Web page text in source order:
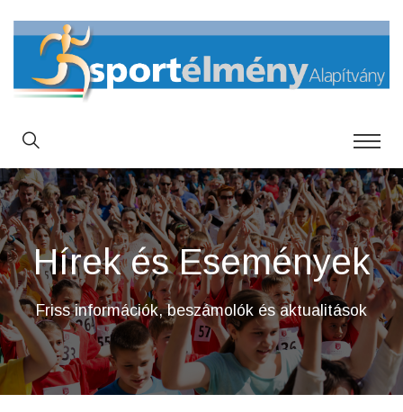
Hírek és Események
Friss információk, beszámolók és aktualitások